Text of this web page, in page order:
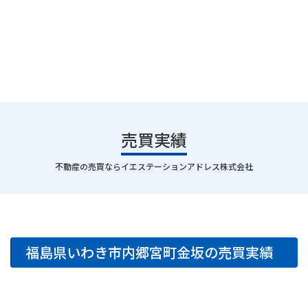
売買実績
｜
不動産の売買ならイエステーションアドレス株式会社
福島県いわき市内郷宮町金坂の売買実績